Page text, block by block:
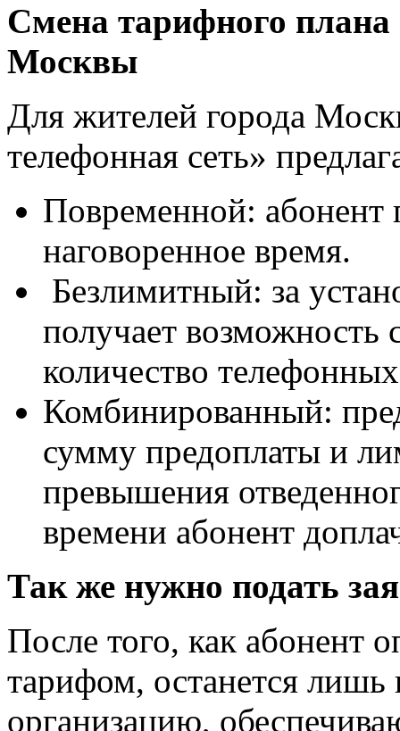
Смена тарифного плана
Москвы
Для жителей города
телефонная сеть»
Повременной: абонент
наговоренное время.
Безлимитный: за
получает возможность
количество
Комбинированный:
сумму предоплаты и
превышения
времени абонент
Так же нужно подать
После того, как абонент
тарифом, останется лишь
организацию,